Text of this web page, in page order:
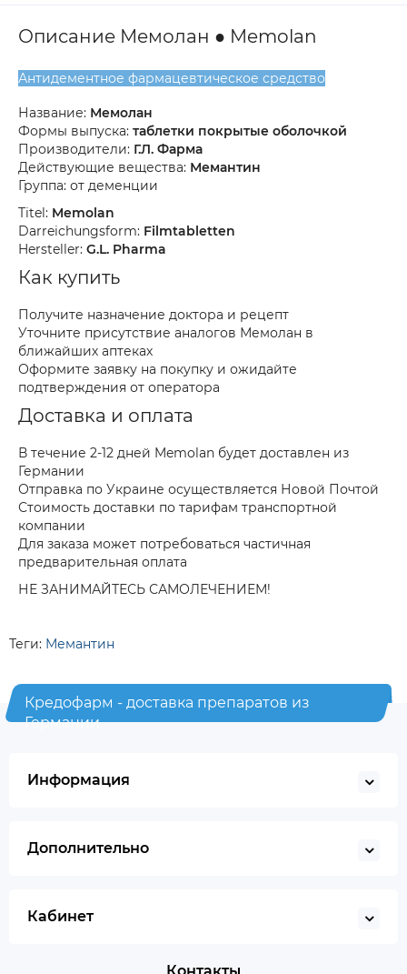
Описание Мемолан ● Memolan
Антидементное фармацевтическое средство
Название: Мемолан
Формы выпуска: таблетки покрытые оболочкой
Производители: Г.Л. Фарма
Действующие вещества: Мемантин
Группа: от деменции
Titel: Memolan
Darreichungsform: Filmtabletten
Hersteller: G.L. Pharma
Как купить
Получите назначение доктора и рецепт
Уточните присутствие аналогов Мемолан в
ближайших аптеках
Оформите заявку на покупку и ожидайте
подтверждения от оператора
Доставка и оплата
В течение 2-12 дней Memolan будет доставлен из
Германии
Отправка по Украине осуществляется Новой Почтой
Стоимость доставки по тарифам транспортной
компании
Для заказа может потребоваться частичная
предварительная оплата
НЕ ЗАНИМАЙТЕСЬ САМОЛЕЧЕНИЕМ!
Теги: Мемантин
Кредофарм - доставка препаратов из
Германии
Информация
Дополнительно
Кабинет